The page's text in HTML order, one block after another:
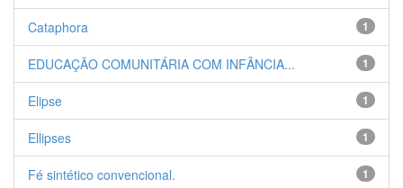
1
Cataphora
1
EDUCAÇÃO COMUNITÁRIA COM INFÂNCIA...
1
Elipse
1
Ellipses
1
Fé sintético convencional.